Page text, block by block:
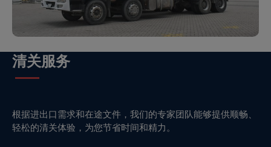
清关服务
根据进出口需求和在途文件，我们的专家团队能够提供顺畅、
轻松的清关体验，为您节省时间和精力。